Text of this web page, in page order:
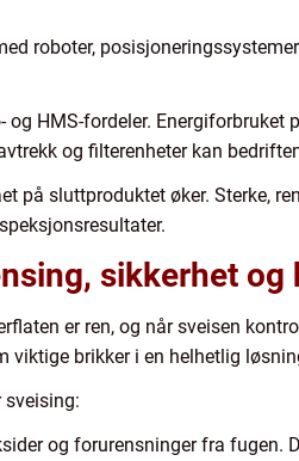
roboter,
HMS-fordeler.
og filterenheter kan
på sluttproduktet øker. Sterke,
sikkerhet
er ren, og når sveisen
viktige brikker i en helhetlig
sveising:
og forurensninger fra fugen.